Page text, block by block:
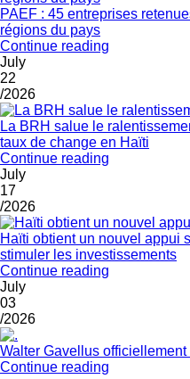
PAEF : 45 entreprises
régions du pays
Continue reading
July
22
/2026
La BRH salue le
taux de change en Haïti
Continue reading
July
17
/2026
Haïti obtient un nouvel appui
stimuler les investissements
Continue reading
July
03
/2026
Walter Gavellus
Continue reading